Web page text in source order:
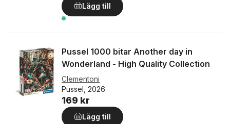
Lägg till
Pussel 1000 bitar Another day in
Wonderland - High Quality Collection
Clementoni
Pussel, 2026
169 kr
Lägg till